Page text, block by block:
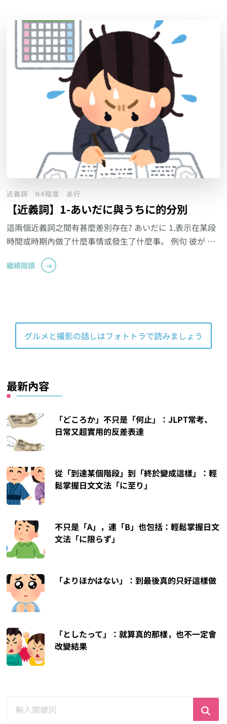
近義詞 N4程度 あ行
【近義詞】1-あいだに與うちに的分別
這兩個近義詞之間有甚麼差別存在? あいだに 1.表示在某段
時間或時期內做了什麼事情或發生了什麼事。 例句 彼が …
繼續閱讀
グルメと撮影の話しはフォトトラで読みましょう
最新內容
「どころか」不只是「何止」：JLPT常考、
日常又超實用的反差表達
從「到達某個階段」到「終於變成這樣」：輕
鬆掌握日文文法「に至り」
不只是「A」，連「B」也包括：輕鬆掌握日文
文法「に限らず」
「よりほかはない」：到最後真的只好這樣做
「としたって」：就算真的那樣，也不一定會
改變結果